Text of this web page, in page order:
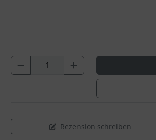
Rezension schreiben